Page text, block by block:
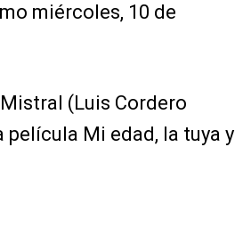
miércoles, 10 de
(Luis Cordero
Mi edad, la tuya y